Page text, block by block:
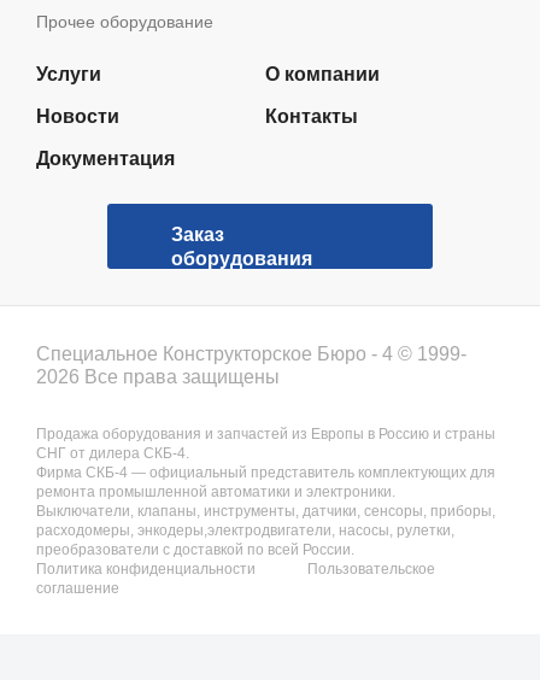
Прочее оборудование
Услуги О компании
Новости Контакты
Документация
Заказ
оборудования
Специальное Конструкторское Бюро - 4 © 1999-
2026 Все права защищены
Продажа оборудования и запчастей из Европы в Россию и страны
СНГ от дилера СКБ-4.
Фирма СКБ-4 — официальный представитель комплектующих для
ремонта промышленной автоматики и электроники.
Выключатели, клапаны, инструменты, датчики, сенсоры, приборы,
расходомеры, энкодеры,электродвигатели, насосы, рулетки,
преобразователи с доставкой по всей России.
Политика конфиденциальности
Пользовательское
соглашение